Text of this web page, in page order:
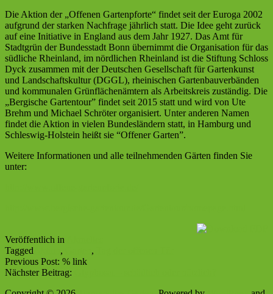
Die Aktion der „Offenen Gartenpforte“ findet seit der Euroga 2002
aufgrund der starken Nachfrage jährlich statt. Die Idee geht zurück
auf eine Initiative in England aus dem Jahr 1927. Das Amt für
Stadtgrün der Bundesstadt Bonn übernimmt die Organisation für das
südliche Rheinland, im nördlichen Rheinland ist die Stiftung Schloss
Dyck zusammen mit der Deutschen Gesellschaft für Gartenkunst
und Landschaftskultur (DGGL), rheinischen Gartenbauverbänden
und kommunalen Grünflächenämtern als Arbeitskreis zuständig. Die
„Bergische Gartentour” findet seit 2015 statt und wird von Ute
Brehm und Michael Schröter organisiert. Unter anderen Namen
findet die Aktion in vielen Bundesländern statt, in Hamburg und
Schleswig-Holstein heißt sie “Offener Garten”.
Weitere Informationen und alle teilnehmenden Gärten finden Sie
unter:
Veröffentlich in
Tagged
, ,
Previous Post: % link
Nächster Beitrag: